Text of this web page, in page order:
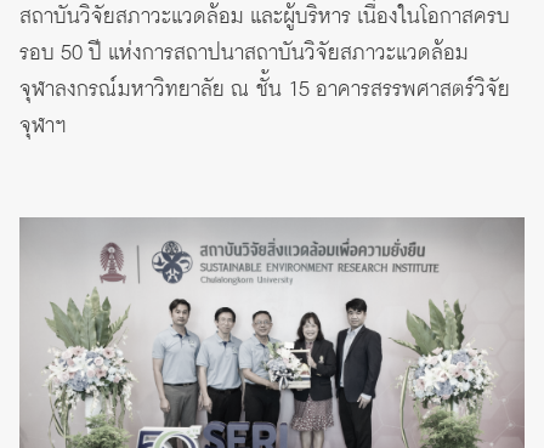
สถาบันวิจัยสภาวะแวดล้อม และผู้บริหาร เนื่องในโอกาสครบ
รอบ 50 ปี แห่งการสถาปนาสถาบันวิจัยสภาวะแวดล้อม
จุฬาลงกรณ์มหาวิทยาลัย ณ ชั้น 15 อาคารสรรพศาสตร์วิจัย
จุฬาฯ